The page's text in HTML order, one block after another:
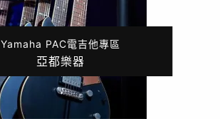
Yamaha PAC電吉他專區
亞都樂器